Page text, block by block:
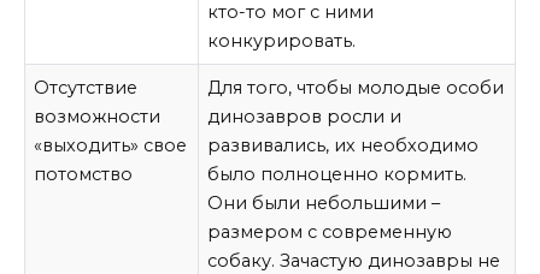
кто-то мог с ними
конкурировать.
Отсутствие
возможности
«выходить» свое
потомство
Для того, чтобы молодые особи
динозавров росли и
развивались, их необходимо
было полноценно кормить.
Они были небольшими –
размером с современную
собаку. Зачастую динозавры не